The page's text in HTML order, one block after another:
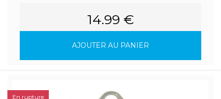
14.99 €
AJOUTER AU PANIER
En rupture